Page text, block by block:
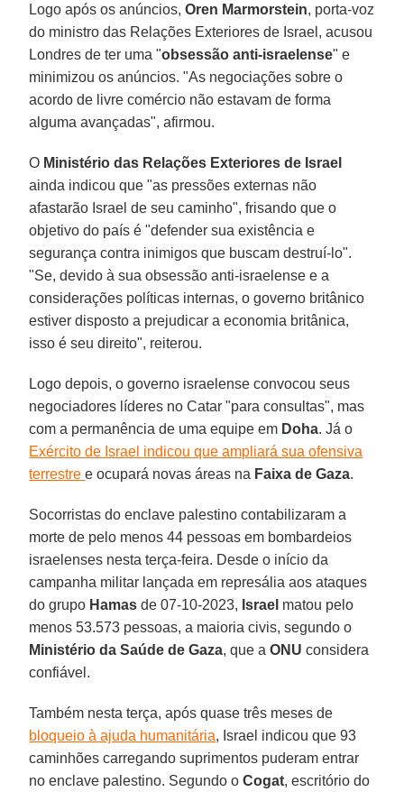
Logo após os anúncios,Oren Marmorstein, porta-voz
do ministro das Relações Exteriores de Israel, acusou
Londres de ter uma "obsessão anti-israelense" e
minimizou os anúncios. "As negociações sobre o
acordo de livre comércio não estavam de forma
alguma avançadas", afirmou.
O Ministério das Relações Exteriores de Israel
ainda indicou que "as pressões externas não
afastarão Israel de seu caminho", frisando que o
objetivo do país é "defender sua existência e
segurança contra inimigos que buscam destruí-lo".
"Se, devido à sua obsessão anti-israelense e a
considerações políticas internas, o governo britânico
estiver disposto a prejudicar a economia britânica,
isso é seu direito", reiterou.
Logo depois, o governo israelense convocou seus
negociadores líderes no Catar "para consultas", mas
com a permanência de uma equipe em Doha. Já o
Exército de Israel indicou que ampliará sua ofensiva
terrestree ocupará novas áreas na Faixa de Gaza.
Socorristas do enclave palestino contabilizaram a
morte de pelo menos 44 pessoas em bombardeios
israelenses nesta terça-feira. Desde o início da
campanha militar lançada em represália aos ataques
do grupo Hamas de 07-10-2023, Israel matou pelo
menos 53.573 pessoas, a maioria civis, segundo o
Ministério da Saúde de Gaza, que aONU considera
confiável.
Também nesta terça, após quase três meses de
bloqueio à ajuda humanitária, Israel indicou que 93
caminhões carregando suprimentos puderam entrar
no enclave palestino. Segundo oCogat, escritório do